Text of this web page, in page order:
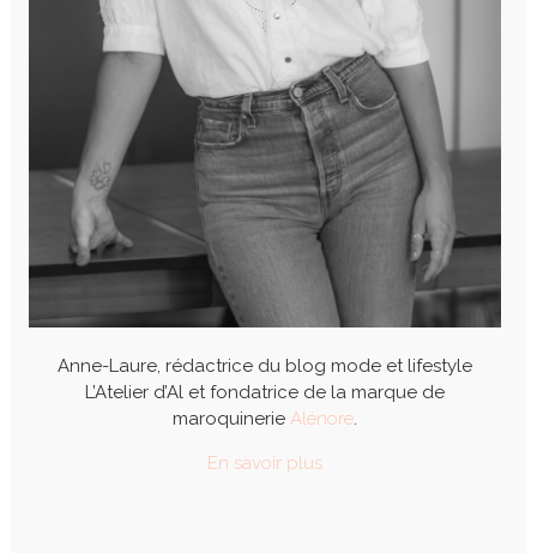
Anne-Laure, rédactrice du blog mode et lifestyle
L’Atelier d’Al et fondatrice de la marque de
maroquinerie Alénore.
En savoir plus